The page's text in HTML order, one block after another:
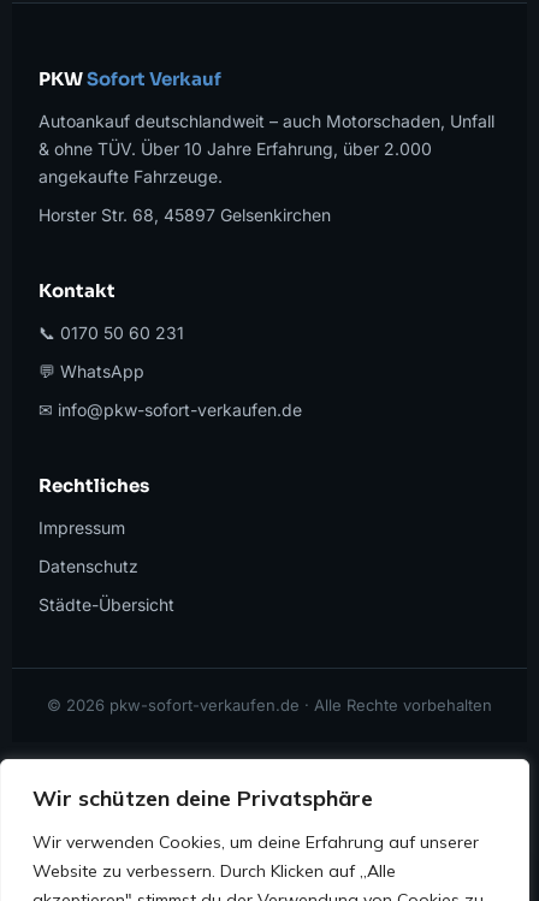
Wir schützen deine Privatsphäre
Wir verwenden Cookies, um deine Erfahrung auf unserer
Website zu verbessern. Durch Klicken auf „Alle
PKWSofort Verkauf
Autoankauf deutschlandweit – auch Motorschaden, Unfall
& ohne TÜV. Über 10 Jahre Erfahrung, über 2.000
angekaufte Fahrzeuge.
Horster Str. 68, 45897 Gelsenkirchen
Kontakt
📞 0170 50 60 231
💬 WhatsApp
✉ info@pkw-sofort-verkaufen.de
Rechtliches
Impressum
Datenschutz
Städte-Übersicht
© 2026 pkw-sofort-verkaufen.de · Alle Rechte vorbehalten
💬